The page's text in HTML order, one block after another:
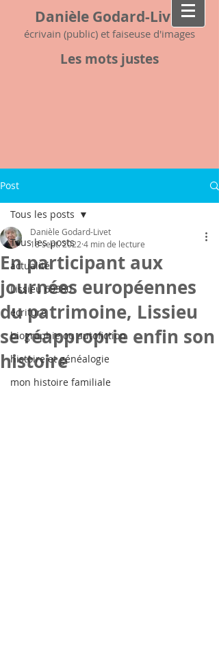
Danièle Godard-Livet
écrivain (public) et faiseuse d'images
Les mots justes
Post
Tous les posts
actualité
Lissieu 69380
écriture
biographie ou autofiction
histoire et généalogie
mon histoire familiale
Tous les posts
En participant aux
journées européennes
du patrimoine, Lissieu
se réapproprie enfin son
histoire
Danièle Godard-Livet
18 sept. 2022 4 min de lecture